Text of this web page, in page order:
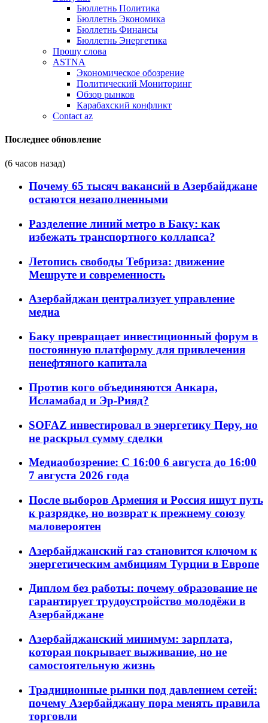
Бюллетнь Политика
Бюллетнь Экономика
Бюллетнь Финансы
Бюллетнь Энергетика
Прошу слова
ASTNA
Экономическое обозрение
Политический Мониторинг
Обзор рынков
Карабахский конфликт
Contact az
Последнее обновление
(6 часов назад)
Почему 65 тысяч вакансий в Азербайджане
остаются незаполненными
Разделение линий метро в Баку: как
избежать транспортного коллапса?
Летопись свободы Тебриза: движение
Мешруте и современность
Азербайджан централизует управление
медиа
Баку превращает инвестиционный форум в
постоянную платформу для привлечения
ненефтяного капитала
Против кого объединяются Анкара,
Исламабад и Эр-Рияд?
SOFAZ инвестировал в энергетику Перу, но
не раскрыл сумму сделки
Медиаобозрение: С 16:00 6 августа до 16:00
7 августа 2026 года
После выборов Армения и Россия ищут путь
к разрядке, но возврат к прежнему союзу
маловероятен
Азербайджанский газ становится ключом к
энергетическим амбициям Турции в Европе
Диплом без работы: почему образование не
гарантирует трудоустройство молодёжи в
Азербайджане
Азербайджанский минимум: зарплата,
которая покрывает выживание, но не
самостоятельную жизнь
Традиционные рынки под давлением сетей:
почему Азербайджану пора менять правила
торговли